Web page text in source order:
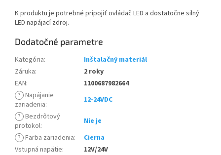
K produktu je potrebné pripojiť ovládač LED a dostatočne silný
LED napájací zdroj.
Dodatočné parametre
Kategória:
Inštalačný materiál
Záruka:
2 roky
EAN:
1100687982664
? Napájanie
zariadenia:
12-24VDC
? Bezdrôtový
protokol:
Nie je
? Farba zariadenia:
Cierna
Vstupná napätie:
12V/24V